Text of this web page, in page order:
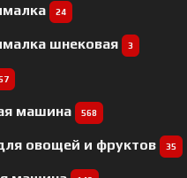
24
шнековая 3
машина 568
овощей и фруктов 35